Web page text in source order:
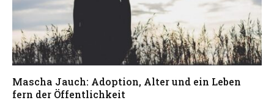
Mascha Jauch: Adoption, Alter und ein Leben
fern der Öffentlichkeit